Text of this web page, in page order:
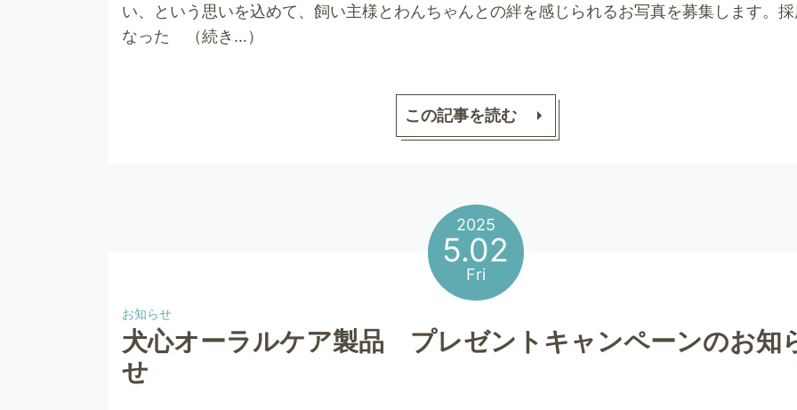
い、という思いを込めて、飼い主様とわんちゃんとの絆を感じられるお写真を募集します。
なった （続き…）
この記事を読む
2025
5.02
Fri
お知らせ
犬心オーラルケア製品 プレゼントキャンペーンのお知
せ